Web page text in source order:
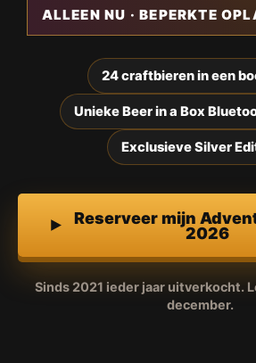
ALLEEN NU · BEPERKTE
24 craftbieren in een
Unieke Beer in a Box
Exclusieve Silver
Reserveer mijn
2026
Sinds 2021 ieder jaar uitverkocht.
december.